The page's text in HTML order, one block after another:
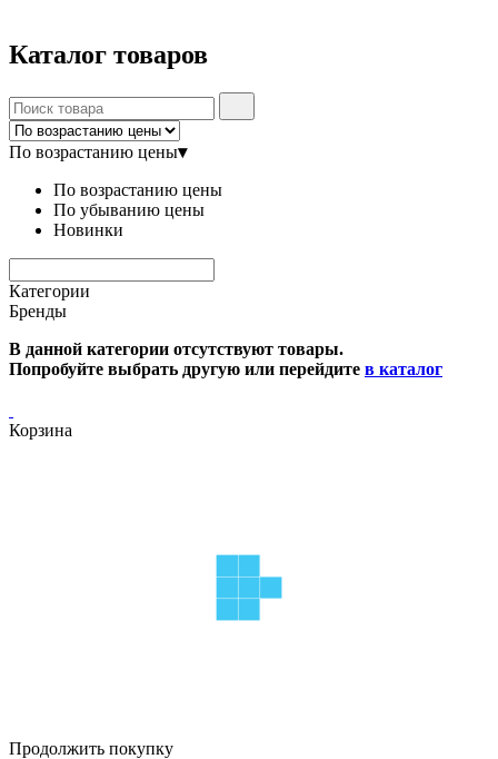
Каталог товаров
По возрастанию цены▾
По возрастанию цены
По убыванию цены
Новинки
Категории
Бренды
В данной категории отсутствуют товары.
Попробуйте выбрать другую или перейдите в каталог
Корзина
Продолжить покупку